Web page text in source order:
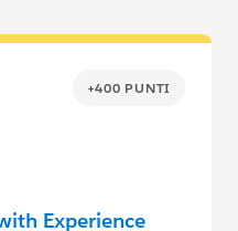
+400 PUNTI
Experience